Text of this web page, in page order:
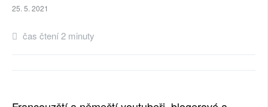
PŘÍSPĚVKY NA PROVOZ
SOCIÁLNÍ SÍTĚ
25. 5. 2021
čas čtení 2 minuty